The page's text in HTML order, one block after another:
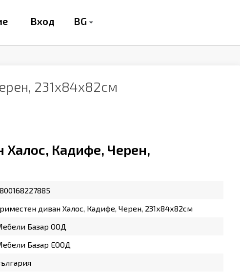
Вход BG
231х84х82см
Халос, Кадифе, Черен,
диван Халос, Кадифе, Черен, 231х84х82см
Базар ООД
Базар ЕООД